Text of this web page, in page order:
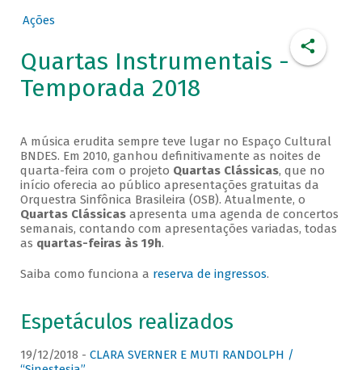
Ações
Quartas Instrumentais -
Temporada 2018
A música erudita sempre teve lugar no Espaço Cultural
BNDES. Em 2010, ganhou definitivamente as noites de
quarta-feira com o projeto Quartas Clássicas, que no
início oferecia ao público apresentações gratuitas da
Orquestra Sinfônica Brasileira (OSB). Atualmente, o
Quartas Clássicasapresenta uma agenda de concertos
semanais, contando com apresentações variadas, todas
as quartas-feiras às 19h.
Saiba como funciona a reserva de ingressos.
Espetáculos realizados
19/12/2018 - CLARA SVERNER E MUTI RANDOLPH /